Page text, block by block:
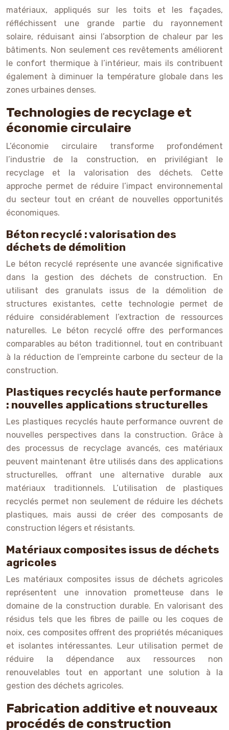
matériaux, appliqués sur les toits et les façades,
réfléchissent une grande partie du rayonnement
solaire, réduisant ainsi l’absorption de chaleur par les
bâtiments. Non seulement ces revêtements améliorent
le confort thermique à l’intérieur, mais ils contribuent
également à diminuer la température globale dans les
zones urbaines denses.
Technologies de recyclage et
économie circulaire
L’économie circulaire transforme profondément
l’industrie de la construction, en privilégiant le
recyclage et la valorisation des déchets. Cette
approche permet de réduire l’impact environnemental
du secteur tout en créant de nouvelles opportunités
économiques.
Béton recyclé : valorisation des
déchets de démolition
Le béton recyclé représente une avancée significative
dans la gestion des déchets de construction. En
utilisant des granulats issus de la démolition de
structures existantes, cette technologie permet de
réduire considérablement l’extraction de ressources
naturelles. Le béton recyclé offre des performances
comparables au béton traditionnel, tout en contribuant
à la réduction de l’empreinte carbone du secteur de la
construction.
Plastiques recyclés haute performance
: nouvelles applications structurelles
Les plastiques recyclés haute performance ouvrent de
nouvelles perspectives dans la construction. Grâce à
des processus de recyclage avancés, ces matériaux
peuvent maintenant être utilisés dans des applications
structurelles, offrant une alternative durable aux
matériaux traditionnels. L’utilisation de plastiques
recyclés permet non seulement de réduire les déchets
plastiques, mais aussi de créer des composants de
construction légers et résistants.
Matériaux composites issus de déchets
agricoles
Les matériaux composites issus de déchets agricoles
représentent une innovation prometteuse dans le
domaine de la construction durable. En valorisant des
résidus tels que les fibres de paille ou les coques de
noix, ces composites offrent des propriétés mécaniques
et isolantes intéressantes. Leur utilisation permet de
réduire la dépendance aux ressources non
renouvelables tout en apportant une solution à la
gestion des déchets agricoles.
Fabrication additive et nouveaux
procédés de construction